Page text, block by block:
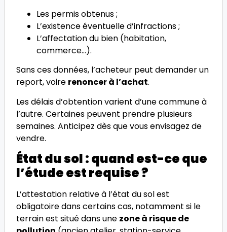
Les permis obtenus ;
L’existence éventuelle d’infractions ;
L’affectation du bien (habitation,
commerce…).
Sans ces données, l’acheteur peut demander un
report, voire renoncer à l’achat.
Les délais d’obtention varient d’une commune à
l’autre. Certaines peuvent prendre plusieurs
semaines. Anticipez dès que vous envisagez de
vendre.
État du sol : quand est-ce que
l’étude est requise ?
L’attestation relative à l’état du sol est
obligatoire dans certains cas, notamment si le
terrain est situé dans une zone à risque de